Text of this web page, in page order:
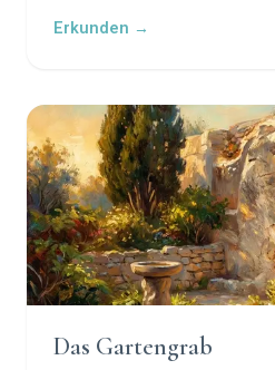
Erkunden →
Das Gartengrab